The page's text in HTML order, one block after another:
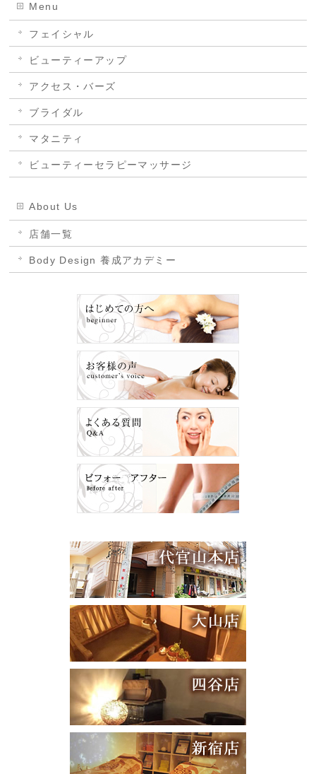
Menu
フェイシャル
ビューティーアップ
アクセス・バーズ
ブライダル
マタニティ
ビューティーセラピーマッサージ
About Us
店舗一覧
Body Design 養成アカデミー